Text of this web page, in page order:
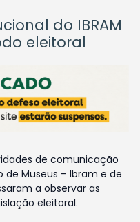
do IBRAM
eleitoral
de comunicação
de Museus – Ibram e de
a observar as
eleitoral.